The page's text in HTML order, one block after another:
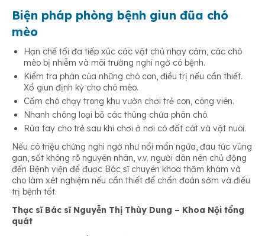
Biện pháp phòng bệnh giun đũa chó
mèo
Hạn chế tối đa tiếp xúc các vật chủ nhạy cảm, các chó
mèo bị nhiễm và môi trường nghi ngờ có bệnh.
Kiểm tra phân của những chó con, điều trị nếu cần thiết.
Xổ giun định kỳ cho chó mèo.
Cấm chó chạy trong khu vườn chơi trẻ con, công viên.
Nhanh chóng loại bỏ các thùng chứa phân chó.
Rửa tay cho trẻ sau khi chơi ở nơi có đất cát và vật nuôi.
Nếu có triệu chứng nghi ngờ như nổi mẩn ngứa, đau tức vùng
gan, sốt không rõ nguyên nhân, v.v. người dân nên chủ động
đến Bệnh viện để được Bác sĩ chuyên khoa thăm khám và
cho làm xét nghiệm nếu cần thiết để chẩn đoán sớm và điều
trị bệnh tốt.
Thạc sĩ Bác sĩ Nguyễn Thị Thùy Dung – Khoa Nội tổng
quát